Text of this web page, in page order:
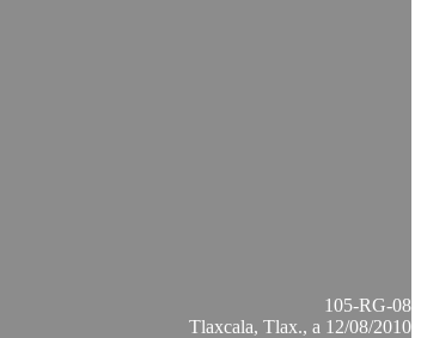
105-RG-08
Tlaxcala, Tlax., a 12/08/2010